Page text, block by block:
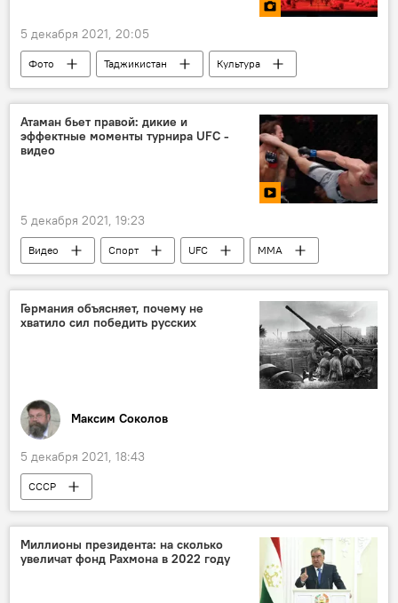
5 декабря 2021, 20:05
Фото Таджикистан
Культура
Знаменитости
Атаман бьет правой: дикие и
эффектные моменты турнира UFC -
видео
5 декабря 2021, 19:23
Видео Спорт UFC ММА
Германия объясняет, почему не
хватило сил победить русских
Максим Соколов
5 декабря 2021, 18:43
СССР
Великая Отечественная война (1941-1945)
Россия
Миллионы президента: на сколько
увеличат фонд Рахмона в 2022 году